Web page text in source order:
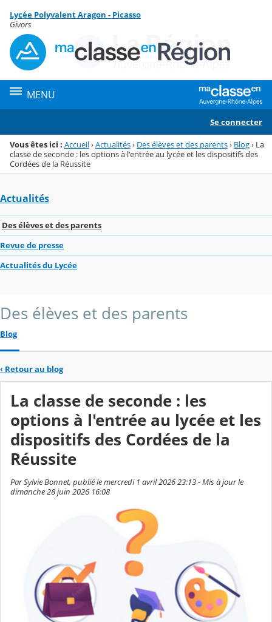
Menu de la rubrique
Contenu
Lycée Polyvalent Aragon - Picasso
Givors
MENU
Se connecter
Vous êtes ici : Accueil›Actualités› Des élèves et des parents› Blog› La
classe de seconde : les options à l'entrée au lycée et les dispositifs des
Cordées de la Réussite
Actualités
Des élèves et des parents
Revue de presse
Actualités du Lycée
Des élèves et des parents
Blog
‹ Retour au blog
La classe de seconde : les
options à l'entrée au lycée et les
dispositifs des Cordées de la
Réussite
Par Sylvie Bonnet, publié le mercredi 1 avril 2026 23:13 - Mis à jour le
dimanche 28 juin 2026 16:08